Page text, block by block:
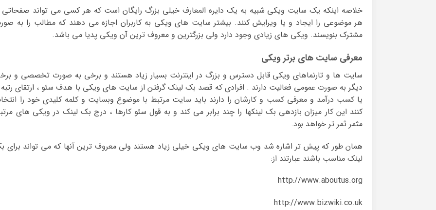
خلاصه اینکه یک سایت ویکی شبیه به یک دایره المعارف خیلی بزرگ رایگان است که هر کسی می تواند صفحاتی
هر موضوعی را ایجاد و یا ویرایش کنند. بیشتر سایت های ویکی به کاربران اجازه می دهند که مطالب را به
مشترک بنویسند. ویکی های زیادی وجود دارد ولی بزرگترین و معروف ترین آن ویکی پدیا می باشد.
معرفی سایت های برتر ویکی
سایت ها و تارنماهای ویکی قابل دسترس و بزرگ در اینترنت بسیار زیاد هستند و برخی به صورت تخصصی و
دیگر به صورت عمومی فعالیت دارند . افرادی که قصد بک لینک گرفتن از سایت های ویکی با هدف سئو ، ارتقای
یا کسب درآمد و معرفی کسب و کارشان را دارند باید سایت مرتبط با موضوع وبسایت و کلمه کلیدی خود را
کنند این کار میزان بازدهی بک لینکها را چند برابر می کند و به قول سئو کارها ، درج بک لینک در ویکی های
مثمر ثمر تر خواهد بود.
همان طور که پیش تر اشاره شد وب سایت های ویکی خیلی زیاد هستند ولی معروف ترین آنها که می تواند برای
لینک مناسب باشند عبارتند از:
http://www.aboutus.org
http://www.bizwiki.co.uk